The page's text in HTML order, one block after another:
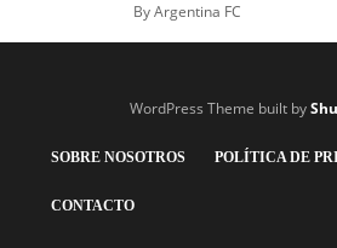
ByArgentina FC
WordPress Theme built by
SOBRE NOSOTROS POLÍTICA DE
CONTACTO